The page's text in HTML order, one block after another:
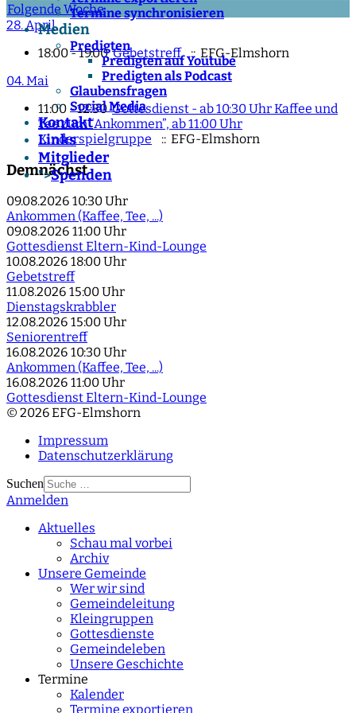
Termine synchronisieren
Medien
Predigten
Predigten auf Youtube
Predigten als Podcast
Glaubensfragen
Social Media
Kontakt
Links
Mitglieder
">Spenden
Folgende Woche
28. April
18:00 - 19:00Gebetstreff :: EFG-Elmshorn
04. Mai
11:00 - 12:30Gottesdienst - ab 10:30 Uhr Kaffee und
Tee zum “Ankommen”, ab 11:00 Uhr
Kinderspielgruppe
:: EFG-Elmshorn
Demnächst
09.08.2026 10:30 Uhr
Ankommen (Kaffee, Tee, ...)
09.08.2026 11:00 Uhr
Gottesdienst Eltern-Kind-Lounge
10.08.2026 18:00 Uhr
Gebetstreff
11.08.2026 15:00 Uhr
Dienstagskrabbler
12.08.2026 15:00 Uhr
Seniorentreff
16.08.2026 10:30 Uhr
Ankommen (Kaffee, Tee, ...)
16.08.2026 11:00 Uhr
Gottesdienst Eltern-Kind-Lounge
© 2026 EFG-Elmshorn
Impressum
Datenschutzerklärung
Suchen
Type 2 or more
Anmelden
Aktuelles
Schau mal vorbei
Archiv
Unsere Gemeinde
Wer wir sind
Gemeindeleitung
Kleingruppen
Gottesdienste
Gemeindeleben
Unsere Geschichte
Termine
Kalender
Termine exportieren